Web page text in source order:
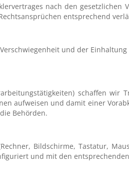
nach den
entsprechend
und der
schaffen
aufweisen und damit einer
Behörden.
Bildschirme, Tastatur,
und mit den